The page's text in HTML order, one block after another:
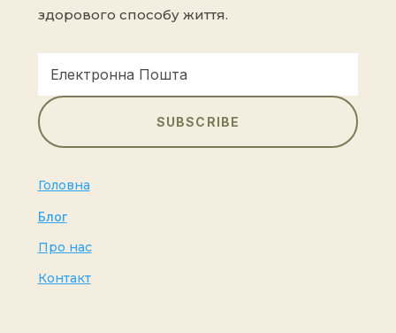
здорового способу життя.
SUBSCRIBE
Головна
Блог
Про нас
Контакт